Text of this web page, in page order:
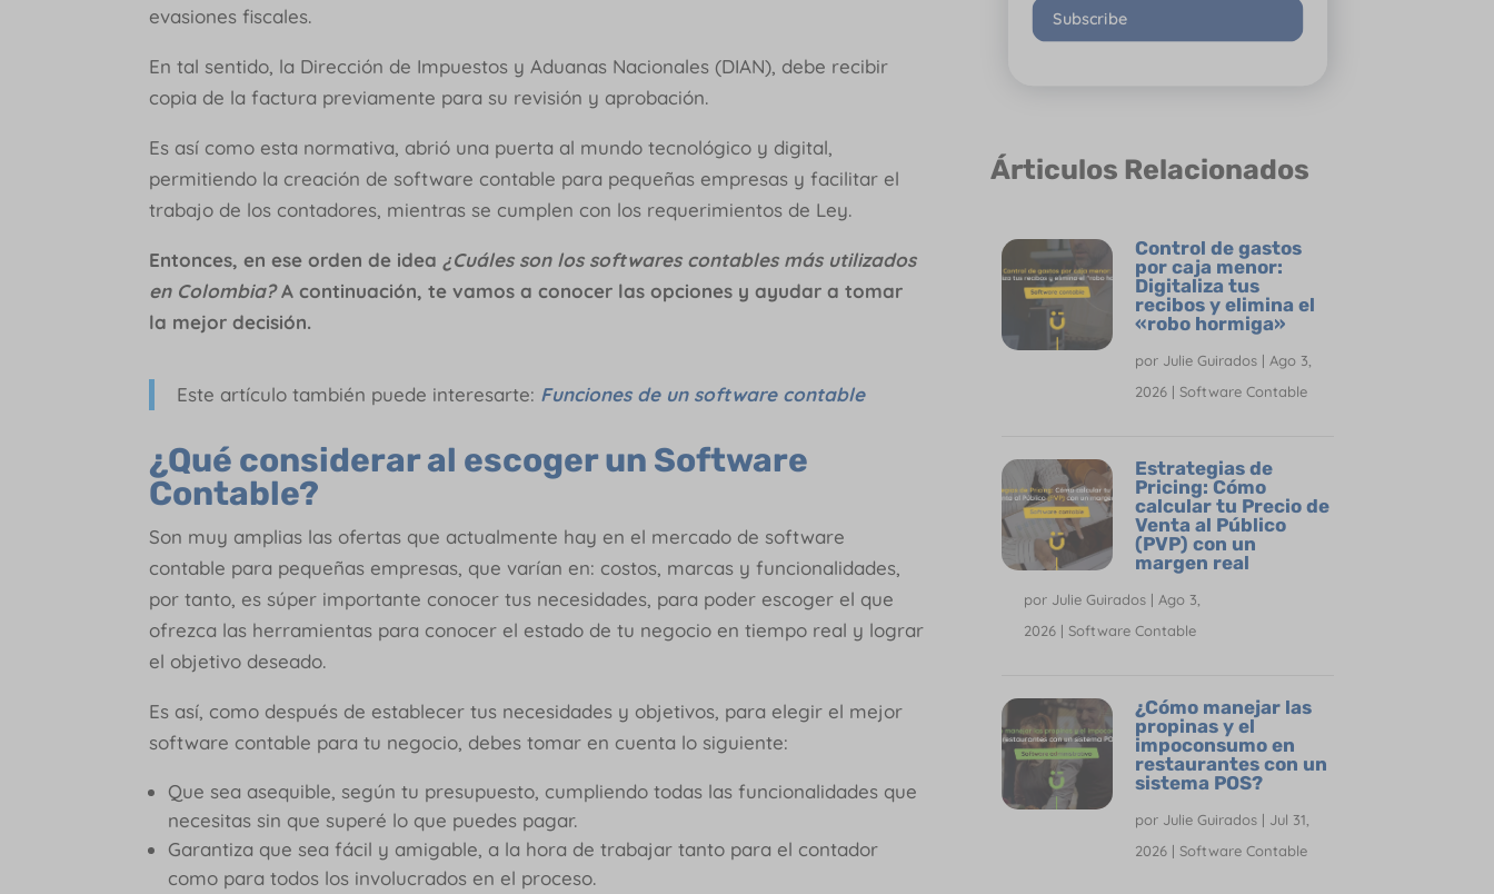
evasiones fiscales.
En tal sentido, la Dirección de Impuestos y Aduanas Nacionales (DIAN), debe recibir
copia de la factura previamente para su revisión y aprobación.
Es así como esta normativa, abrió una puerta al mundo tecnológico y digital,
permitiendo la creación de software contable para pequeñas empresas y facilitar el
trabajo de los contadores, mientras se cumplen con los requerimientos de Ley.
Entonces, en ese orden de idea ¿Cuáles son los softwares contables más utilizados
en Colombia?A continuación, te vamos a conocer las opciones y ayudar a tomar
la mejor decisión.
Este artículo también puede interesarte: Funciones de un software contable
¿Qué considerar al escoger un Software
Contable?
Son muy amplias las ofertas que actualmente hay en el mercado de software
contable para pequeñas empresas, que varían en: costos, marcas y funcionalidades,
por tanto, es súper importante conocer tus necesidades, para poder escoger el que
ofrezca las herramientas para conocer el estado de tu negocio en tiempo real y lograr
el objetivo deseado.
Es así, como después de establecer tus necesidades y objetivos, para elegir el mejor
software contable para tu negocio, debes tomar en cuenta lo siguiente:
Que sea asequible, según tu presupuesto, cumpliendo todas las funcionalidades que
necesitas sin que superé lo que puedes pagar.
Garantiza que sea fácil y amigable, a la hora de trabajar tanto para el contador
como para todos los involucrados en el proceso.
Subscribe
Árticulos Relacionados
Control de gastos
por caja menor:
Digitaliza tus
recibos y elimina el
«robo hormiga»
por Julie Guirados| Ago 3,
2026| Software Contable
Estrategias de
Pricing: Cómo
calcular tu Precio de
Venta al Público
(PVP) con un
margen real
por Julie Guirados| Ago 3,
2026| Software Contable
¿Cómo manejar las
propinas y el
impoconsumo en
restaurantes con un
sistema POS?
por Julie Guirados| Jul 31,
2026| Software Contable